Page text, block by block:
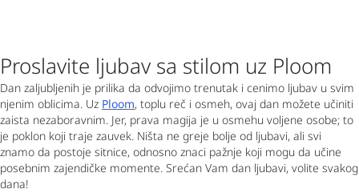
Proslavite ljubav sa stilom uz Ploom
Dan zaljubljenih je prilika da odvojimo trenutak i cenimo ljubav u svim
njenim oblicima. Uz Ploom, toplu reč i osmeh, ovaj dan možete učiniti
zaista nezaboravnim. Jer, prava magija je u osmehu voljene osobe; to
je poklon koji traje zauvek. Ništa ne greje bolje od ljubavi, ali svi
znamo da postoje sitnice, odnosno znaci pažnje koji mogu da učine
posebnim zajendičke momente. Srećan Vam dan ljubavi, volite svakog
dana!